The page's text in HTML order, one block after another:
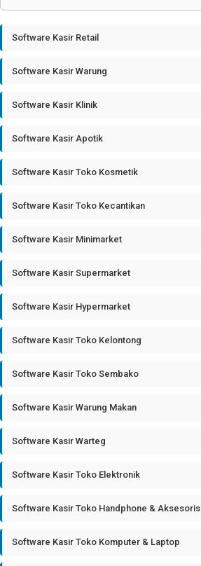
Software Kasir Retail
Software Kasir Warung
Software Kasir Klinik
Software Kasir Apotik
Software Kasir Toko Kosmetik
Software Kasir Toko Kecantikan
Software Kasir Minimarket
Software Kasir Supermarket
Software Kasir Hypermarket
Software Kasir Toko Kelontong
Software Kasir Toko Sembako
Software Kasir Warung Makan
Software Kasir Warteg
Software Kasir Toko Elektronik
Software Kasir Toko Handphone & Aksesoris
Software Kasir Toko Komputer & Laptop